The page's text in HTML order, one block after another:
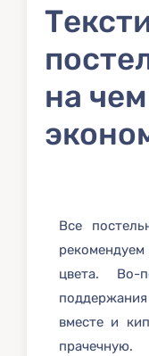
на
Все
цвета. Во-
вместе и